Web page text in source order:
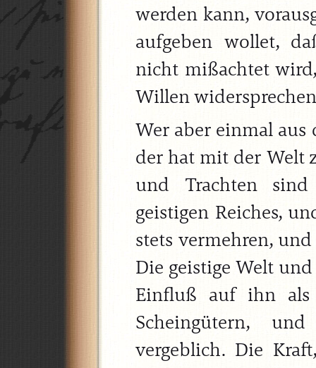
werden kann,
aufgeben wollet,
nicht mißachtet
Willen
Wer aber einmal
der hat mit der Welt
und Trachten
geistigen Reiches,
stets vermehren,
Die geistige Welt
Einfluß auf ihn
Scheingütern,
vergeblich. Die